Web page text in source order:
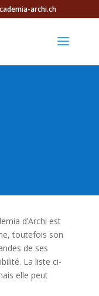
archi.ch
d’Archi est
toutefois son
de ses
La liste ci-
elle peut